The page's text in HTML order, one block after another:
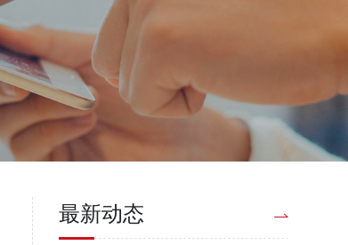
最新动态